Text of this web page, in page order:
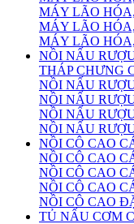
MÁY LÃO
MÁY LÃO
MÁY LÃO
NỒI NẤU
THÁP CHƯNG
NỒI NẤU
NỒI NẤU
NỒI NẤU
NỒI NẤU
NỒI CÔ CAO
NỒI CÔ CAO
NỒI CÔ CAO
NỒI CÔ CAO
NỒI CÔ CAO
TỦ NẤU CƠM